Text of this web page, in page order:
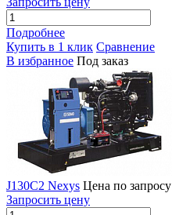
Подробнее
Купить в 1 клик Сравнение
В избранное Под заказ
J130C2 Nexys Цена по запросу
Запросить цену